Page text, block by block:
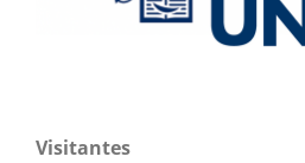
Visitantes